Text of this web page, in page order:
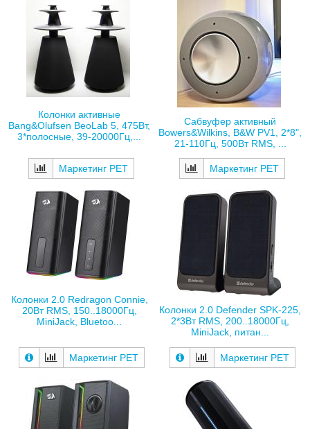
Колонки активные
Bang&Olufsen BeoLab 5, 475Вт,
3*полосные, 39-20000Гц,...
Маркетинг РЕТ
Сабвуфер активный
Bowers&Wilkins, B&W PV1, 2*8",
21-110Гц, 500Вт RMS, ...
Маркетинг РЕТ
Колонки 2.0 Redragon Connie,
20Вт RMS, 150..18000Гц,
MiniJack, Bluetoo...
Маркетинг РЕТ
Колонки 2.0 Defender SPK-225,
2*3Вт RMS, 200..18000Гц,
MiniJack, питан...
Маркетинг РЕТ